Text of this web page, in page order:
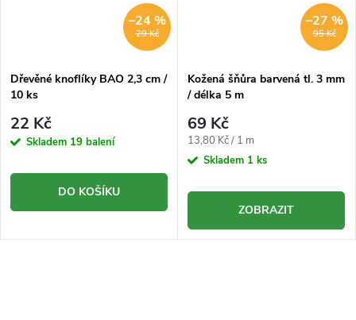
29 Kč
–24 %
Dřevěné knoflíky BAO 2,3 cm /
10 ks
22 Kč
Skladem 19 balení
DO KOŠÍKU
95 Kč
–27 %
Kožená šňůra barvená tl. 3 mm
/ délka 5 m
69 Kč
Měrná
cena:
13,80 Kč / 1 m
Skladem 1 ks
ZOBRAZIT